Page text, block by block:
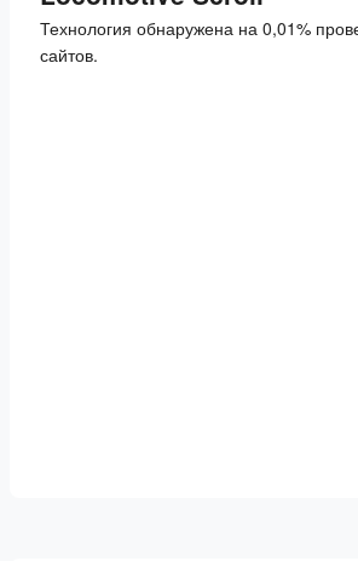
Технология обнаружена на 0,01%
сайтов.